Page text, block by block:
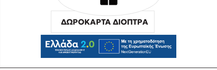
ΔΩΡΟΚΑΡΤΑ ΔΙΟΠΤΡΑ